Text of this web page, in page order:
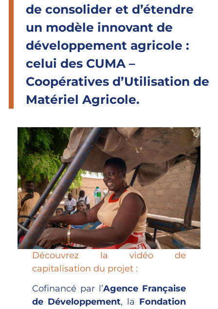
de consolider et d’étendre
un modèle innovant de
développement agricole :
celui des CUMA –
Coopératives d’Utilisation de
Matériel Agricole.
Découvrez la vidéo de
capitalisation du projet :
Cofinancé par l’Agence Française
de Développement, la Fondation